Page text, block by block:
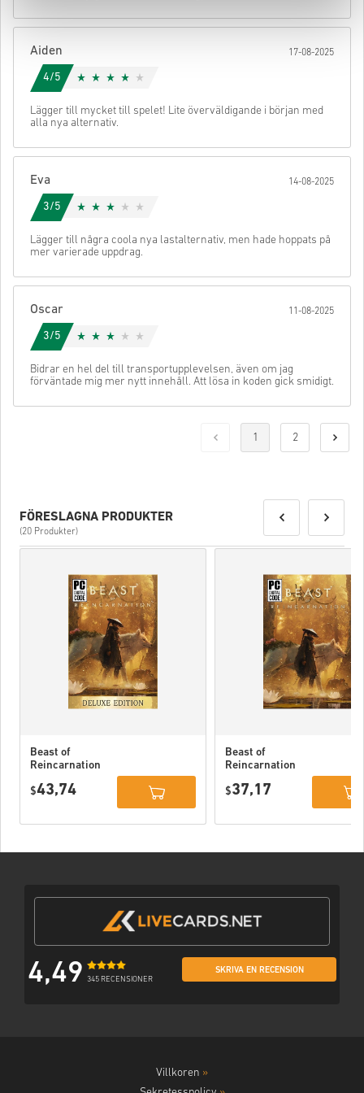
När det är klart får du ett mejl med en säker länk för att komma åt
Aiden 17-08-2025
4/5
Lägger till mycket till spelet! Lite överväldigande i början med
alla nya alternativ.
Eva 14-08-2025
3/5
Lägger till några coola nya lastalternativ, men hade hoppats på
mer varierade uppdrag.
Oscar 11-08-2025
3/5
Bidrar en hel del till transportupplevelsen, även om jag
förväntade mig mer nytt innehåll. Att lösa in koden gick smidigt.
1 2
FÖRESLAGNA PRODUKTER
(20 Produkter)
Beast of
Reincarnation
PC (STEAM)
$43,74
Beast of
Reincarnation
$37,17
4,49 345 RECENSIONER
SKRIVA EN RECENSION
Villkoren »